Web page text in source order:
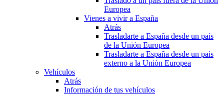
Europea
Vienes a vivir a España
Atrás
Trasladarte a España desde un país
de la Unión Europea
Trasladarte a España desde un país
externo a la Unión Europea
Vehículos
Atrás
Información de tus vehículos